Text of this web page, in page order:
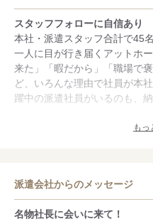
スタッフフォローに自信あり
本社・派遣スタッフ合計で45
一人に目が行き届くアットホ
来た」「暇だから」「職場で
ど、いろんな理由で社員が本
躍中の派遣社員がいるのも、納
す。
未経験OKのお仕事が豊富
もっ
派遣会社からのメッセージ
名物社長に会いに来て！